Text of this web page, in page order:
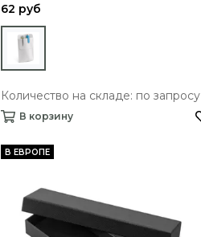
62 руб
Количество на складе: по запросу
В корзину
В ЕВРОПЕ